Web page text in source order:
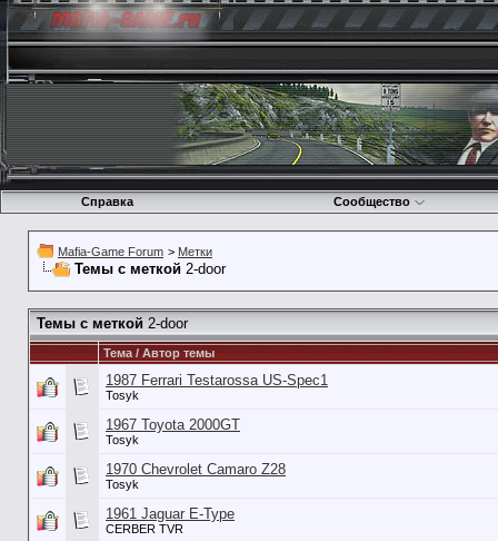
Справка Сообщество
Mafia-Game Forum > Метки
Темы с меткой 2-door
Темы с меткой 2-door
Тема / Автор темы
1987 Ferrari Testarossa US-Spec1
Tosyk
1967 Toyota 2000GT
Tosyk
1970 Chevrolet Camaro Z28
Tosyk
1961 Jaguar E-Type
CERBER TVR